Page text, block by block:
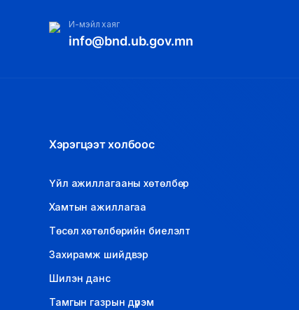
И-мэйл хаяг
info@bnd.ub.gov.mn
Хэрэгцээт холбоос
Үйл ажиллагааны хөтөлбөр
Хамтын ажиллагаа
Төсөл хөтөлбөрийн биелэлт
Захирамж шийдвэр
Шилэн данс
Тамгын газрын дүрэм